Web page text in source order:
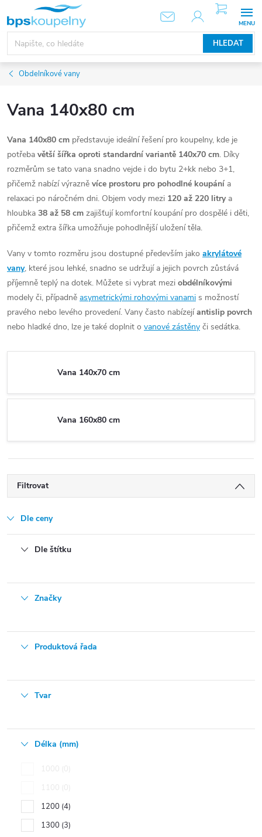
obsah
HLEDAT
NÁKUPNÍ
KOŠÍK
Obdelníkové vany
Vana 140x80 cm
Vana 140x80 cm představuje ideální řešení pro koupelny, kde je
potřeba větší šířka oproti standardní variantě 140x70 cm. Díky
rozměrům se tato vana snadno vejde i do bytu 2+kk nebo 3+1,
přičemž nabízí výrazně více prostoru pro pohodlné koupání a
relaxaci po náročném dni. Objem vody mezi 120 až 220 litrya
hloubka 38 až 58 cm zajišťují komfortní koupání pro dospělé i děti,
přičemž extra šířka umožňuje pohodlnější uložení těla.
Vany v tomto rozměru jsou dostupné především jako akrylátové
vany, které jsou lehké, snadno se udržují a jejich povrch zůstává
příjemně teplý na dotek. Můžete si vybrat mezi obdélníkovými
modely či, případně asymetrickými rohovými vanami s možností
pravého nebo levého provedení. Vany často nabízejíantislip povrch
nebo hladké dno, lze je také doplnit o vanové zástěny či sedátka.
Vana 140x70 cm
Vana 160x80 cm
Filtrovat
Dle ceny
Dle štítku
Značky
Produktová řada
Tvar
Délka (mm)
1000
0
1100
0
1200 4
1300 3